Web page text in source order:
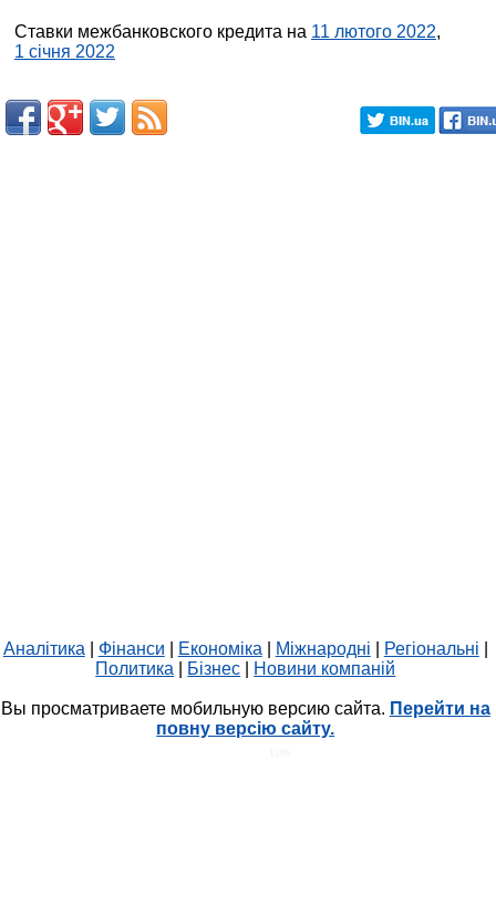
Ставки межбанковского кредита на 11 лютого 2022,
1 січня 2022
Аналітика Фінанси Економіка Міжнародні Регіональні
Политика
Бізнес Новини компаній
Вы просматриваете мобильную версию сайта. Перейти на
повну версію сайту.